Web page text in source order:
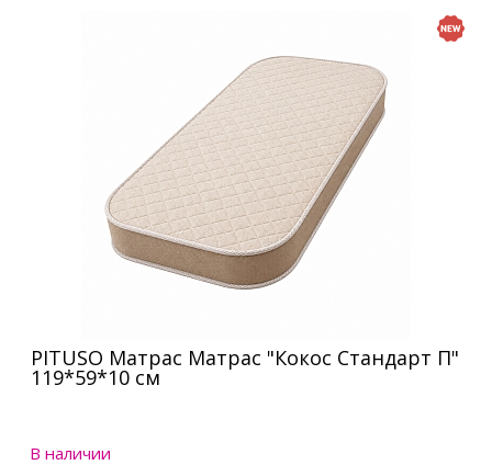
PITUSO Матрас Матрас "Кокос Стандарт П"
119*59*10 см
В наличии